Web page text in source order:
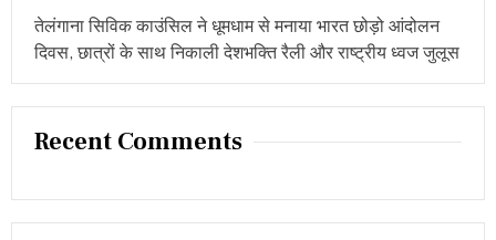
तेलंगाना सिविक काउंसिल ने धूमधाम से मनाया भारत छोड़ो आंदोलन
दिवस, छात्रों के साथ निकाली देशभक्ति रैली और राष्ट्रीय ध्वज जुलूस
Recent Comments